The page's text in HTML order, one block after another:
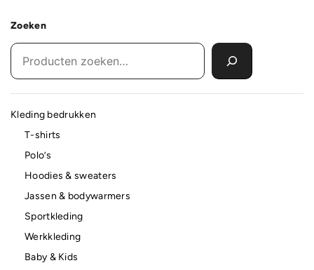
Zoeken
Kleding bedrukken
T-shirts
Polo’s
Hoodies & sweaters
Jassen & bodywarmers
Sportkleding
Werkkleding
Baby & Kids